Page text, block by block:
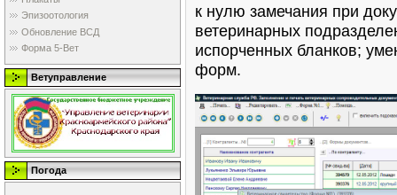
Эпизоотология
Обновление ВСД
Форма 5-Вет
Ветуправление
Погода
к нулю замечания при
ветеринарных
испорченных бланков;
форм.